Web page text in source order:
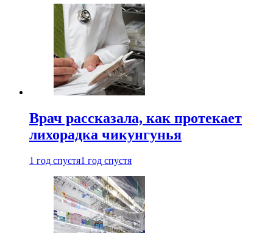
Врач рассказала, как протекает
лихорадка чикунгунья
1 год спустя1 год спустя